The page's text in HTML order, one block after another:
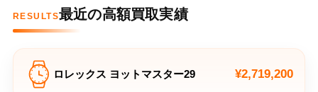
RESULTS最近の高額買取実績
ロレックス ヨットマスター29 ¥2,719,200